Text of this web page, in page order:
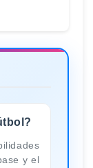
y el